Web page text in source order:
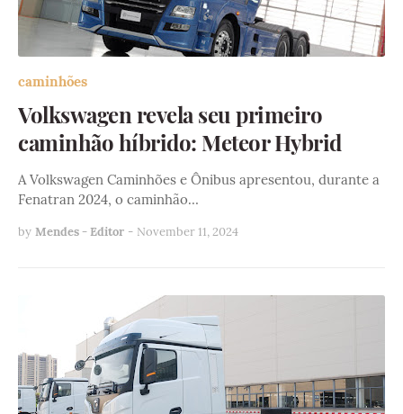
caminhões
Volkswagen revela seu primeiro
caminhão híbrido: Meteor Hybrid
A Volkswagen Caminhões e Ônibus apresentou, durante a
Fenatran 2024, o caminhão…
by Mendes - Editor - November 11, 2024